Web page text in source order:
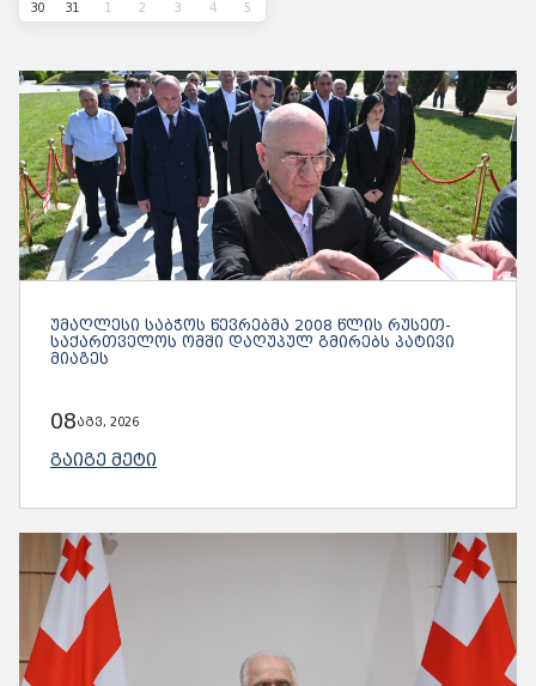
30
31 1 2 3 4 5
ᲣᲛᲐᲦᲚᲔᲡᲘ ᲡᲐᲑᲭᲝᲡ ᲬᲔᲕᲠᲔᲑᲛᲐ 2008 ᲬᲚᲘᲡ ᲠᲣᲡᲔᲗ-
ᲡᲐᲥᲐᲠᲗᲕᲔᲚᲝᲡ ᲝᲛᲨᲘ ᲓᲐᲦᲣᲞᲣᲚ ᲒᲛᲘᲠᲔᲑᲡ ᲞᲐᲢᲘᲕᲘ
ᲛᲘᲐᲒᲔᲡ
08აგვ, 2026
ᲒᲐᲘᲒᲔ ᲛᲔᲢᲘ